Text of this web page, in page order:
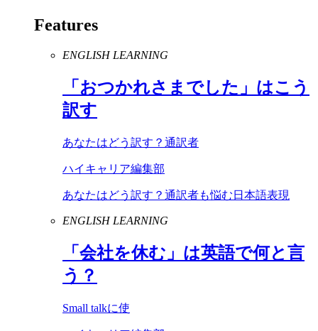
Features
ENGLISH LEARNING
「おつかれさまでした」はこう
訳す
あなたはどう訳す？通訳者
ハイキャリア編集部
あなたはどう訳す？通訳者も悩む日本語表現
ENGLISH LEARNING
「会社を休む」は英語で何と言
う？
Small talkに使